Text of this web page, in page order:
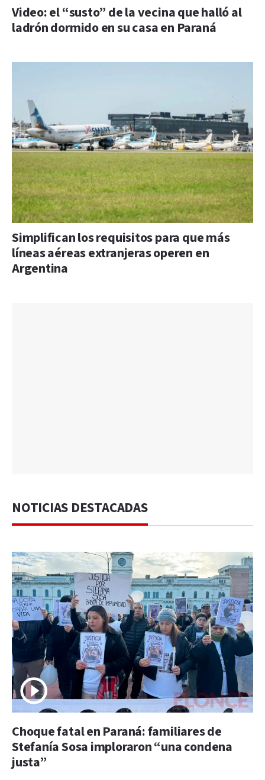
Video: el “susto” de la vecina que halló al
ladrón dormido en su casa en Paraná
Simplifican los requisitos para que más
líneas aéreas extranjeras operen en
Argentina
NOTICIAS DESTACADAS
Choque fatal en Paraná: familiares de
Stefanía Sosa imploraron “una condena
justa”